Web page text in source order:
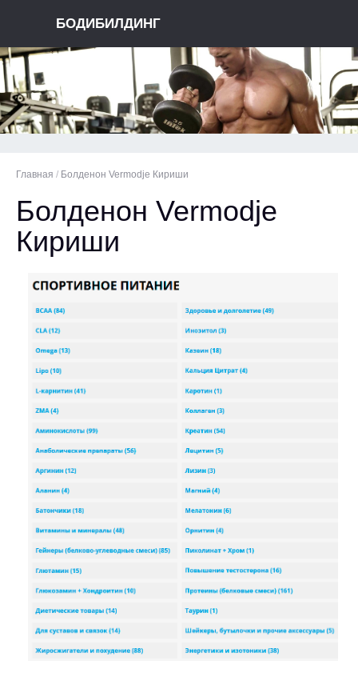
БОДИБИЛДИНГ
Главная / Болденон Vermodje Кириши
Болденон Vermodje
Кириши